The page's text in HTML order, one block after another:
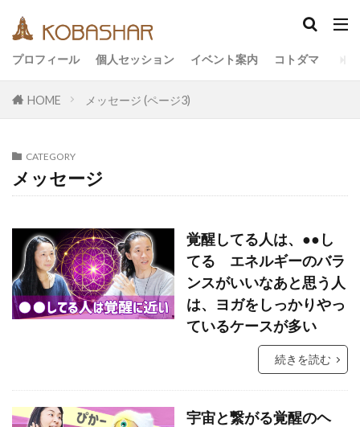
プロフィール 個人セッション イベント案内 コトダマ
HOME メッセージ (ページ3)
CATEGORY
メッセージ
覚醒してる人は、●●し
てる エネルギーのバラ
ンスがいいなあと思う人
は、ヨガをしっかりやっ
ているケースが多い
続きを読む
宇宙と繋がる覚醒のヘ
カテゴリー
エコ
オフグリッド
キールタン
メッセージ
ヨガ
リトリート
ワンネス
ヴィーガン 健康
動画
友人
合宿 名古屋 地底人
子供
引き寄せの法則
愛
石川県
鎮魂
非二元